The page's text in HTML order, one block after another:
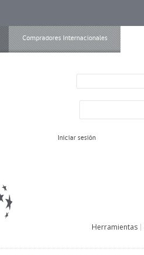
Compradores Internacionales
Iniciar sesión
Herramientas